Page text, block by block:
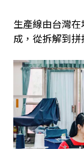
生產線由台灣
成，從拆解到